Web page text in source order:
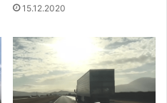
15.12.2020